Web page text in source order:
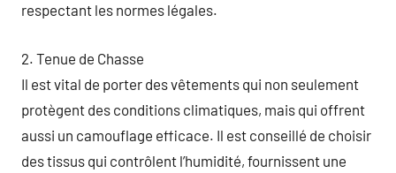
respectant les normes légales.
2. Tenue de Chasse
Il est vital de porter des vêtements qui non seulement
protègent des conditions climatiques, mais qui offrent
aussi un camouflage efficace. Il est conseillé de choisir
des tissus qui contrôlent l’humidité, fournissent une